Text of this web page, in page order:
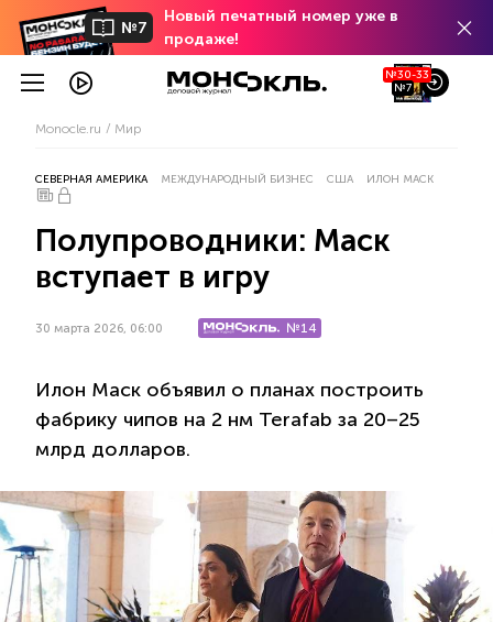
№7
Новый печатный номер уже в
продаже!
№30-33
№7
Monocle.ru Мир
СЕВЕРНАЯ АМЕРИКА МЕЖДУНАРОДНЫЙ БИЗНЕС США ИЛОН МАСК
Полупроводники: Маск
вступает в игру
30 марта 2026, 06:00 №14
Илон Маск объявил о планах построить
фабрику чипов на 2 нм Terafab за 20–25
млрд долларов.